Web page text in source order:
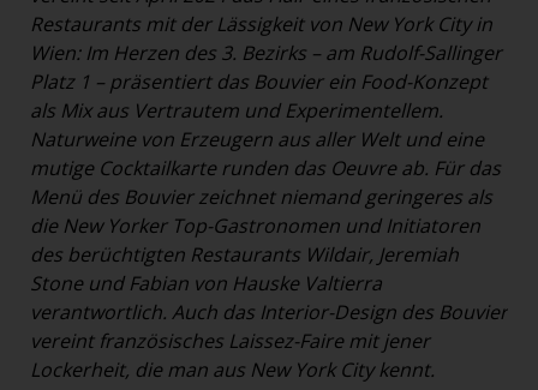
Restaurants mit der Lässigkeit von New York City in
Wien: Im Herzen des 3. Bezirks – am Rudolf-Sallinger
Platz 1 – präsentiert das Bouvier ein Food-Konzept
als Mix aus Vertrautem und Experimentellem.
Naturweine von Erzeugern aus aller Welt und eine
mutige Cocktailkarte runden das Oeuvre ab. Für das
Menü des Bouvier zeichnet niemand geringeres als
die New Yorker Top-Gastronomen und Initiatoren
des berüchtigten Restaurants Wildair, Jeremiah
Stone und Fabian von Hauske Valtierra
verantwortlich. Auch das Interior-Design des Bouvier
vereint französisches Laissez-Faire mit jener
Lockerheit, die man aus New York City kennt.